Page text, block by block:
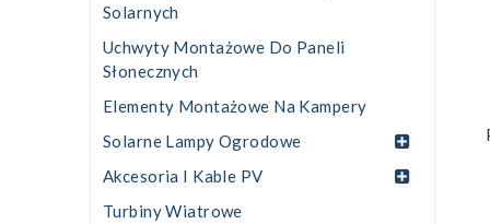
Solarnych
Uchwyty Montażowe Do Paneli
Słonecznych
Elementy Montażowe Na Kampery
Solarne Lampy Ogrodowe
Akcesoria I Kable PV
Turbiny Wiatrowe